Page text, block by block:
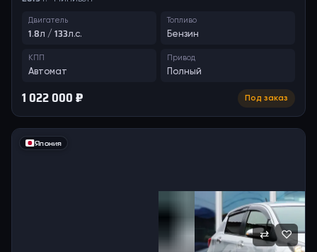
Двигатель
1.8л / 133л.с.
Топливо
Бензин
КПП
Автомат
Привод
Полный
1 022 000 ₽ Под заказ
Япония
⇄ ♡